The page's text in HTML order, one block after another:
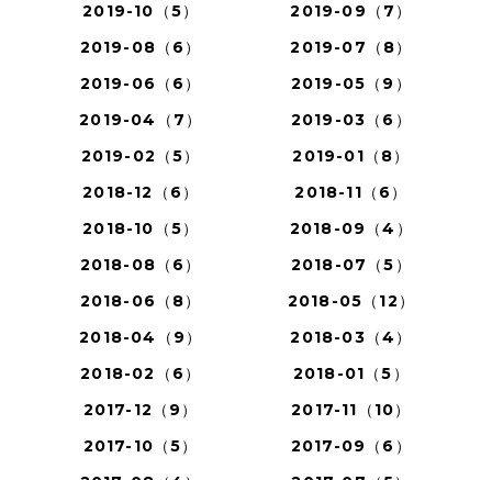
2019-10（5）
2019-09（7）
2019-08（6）
2019-07（8）
2019-06（6）
2019-05（9）
2019-04（7）
2019-03（6）
2019-02（5）
2019-01（8）
2018-12（6）
2018-11（6）
2018-10（5）
2018-09（4）
2018-08（6）
2018-07（5）
2018-06（8）
2018-05（12）
2018-04（9）
2018-03（4）
2018-02（6）
2018-01（5）
2017-12（9）
2017-11（10）
2017-10（5）
2017-09（6）